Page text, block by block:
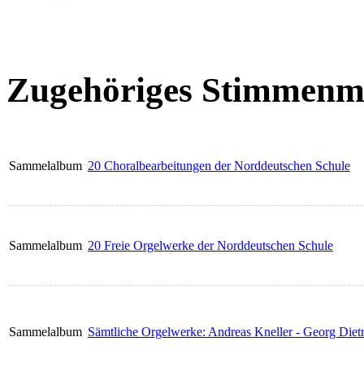
Zugehöriges
Sammelalbum 20 Choralbearbeitungen der Norddeutschen Schule
Sammelalbum 20 Freie Orgelwerke der Norddeutschen Schule
Sammelalbum Sämtliche Orgelwerke: Andreas Kneller - Georg